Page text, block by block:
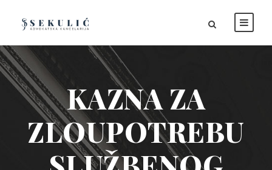
KAZNA ZA
ZLOUPOTREBU